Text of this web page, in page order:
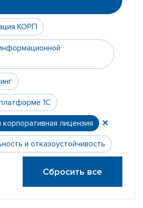
КОРП
1С
лицензия
и отказоустойчивость
Сбросить все